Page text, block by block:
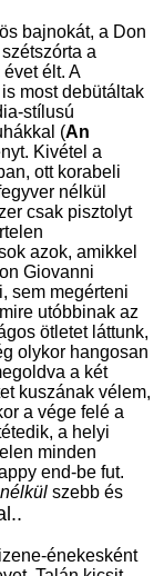
bajnokát, a Don
a
élt. A
most debütáltak
stílusú
(An
Kivétel a
ott korabeli
nélkül
csak pisztolyt
azok, amikkel
Giovanni
sem megérteni
utóbbinak az
ötletet láttunk,
olykor hangosan
a két
kuszának vélem,
a vége felé a
a helyi
minden
end-be fut.
nélkül szebb és
énekesként